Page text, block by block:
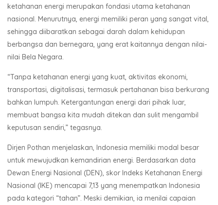
ketahanan energi merupakan fondasi utama ketahanan
nasional. Menurutnya, energi memiliki peran yang sangat vital,
sehingga diibaratkan sebagai darah dalam kehidupan
berbangsa dan bernegara, yang erat kaitannya dengan nilai-
nilai Bela Negara.
“Tanpa ketahanan energi yang kuat, aktivitas ekonomi,
transportasi, digitalisasi, termasuk pertahanan bisa berkurang
bahkan lumpuh. Ketergantungan energi dari pihak luar,
membuat bangsa kita mudah ditekan dan sulit mengambil
keputusan sendiri,” tegasnya.
Dirjen Pothan menjelaskan, Indonesia memiliki modal besar
untuk mewujudkan kemandirian energi. Berdasarkan data
Dewan Energi Nasional (DEN), skor Indeks Ketahanan Energi
Nasional (IKE) mencapai 7,13 yang menempatkan Indonesia
pada kategori “tahan”. Meski demikian, ia menilai capaian